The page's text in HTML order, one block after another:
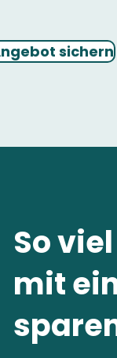
sichern
So
mit